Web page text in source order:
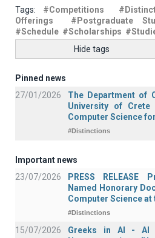
Tags: #Competitions
Offerings
#Postgraduate
#Schedule #Scholarships
Hide tags
Pinned news
27/01/2026
The Department of
University of
Computer Science
#Distinctions
Important news
23/07/2026
PRESS RELEASE
Named Honorary
Computer Science
#Distinctions
15/07/2026
Greeks in AI - ΑΙ